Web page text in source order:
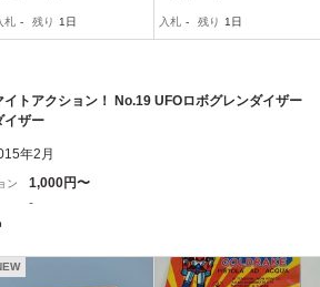
札 - 残り 1日 入札 - 残り 1日
イトアクション！ No.19 UFOロボグレンダイザー
イザー
年2月
ン 1,000円〜
-